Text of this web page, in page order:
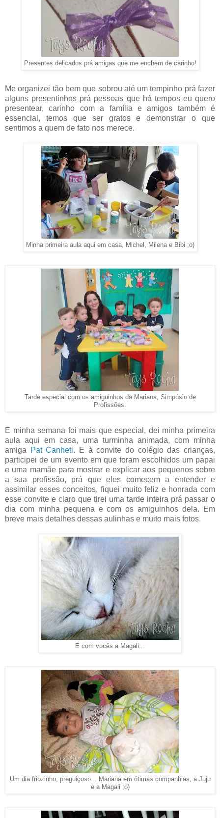
Presentes delicados prá amigas que me enchem de carinho!
Me organizei tão bem que sobrou até um tempinho prá fazer
alguns presentinhos prá pessoas que há tempos eu quero
presentear, carinho com a família e amigos também é
essencial, temos que ser gratos e demonstrar o que
sentimos a quem de fato nos merece.
Minha primeira aula aqui em casa, Michel, Milena e Bibi ;o)
Tarde especial com os amiguinhos da Mariana, Simpósio de
Profissões.
E minha semana foi mais que especial, dei minha primeira
aula aqui em casa, uma turminha animada, com minha
amiga
Pat Canheti. E à convite do colégio das crianças,
participei de um evento em que foram escolhidos um papai
e uma mamãe para mostrar e explicar aos pequenos sobre
a sua profissão, prá que eles comecem a entender e
assimilar esses conceitos, fiquei muito feliz e honrada com
esse convite e claro que tirei uma tarde inteira prá passar o
dia com minha pequena e com os amiguinhos dela. Em
breve mais detalhes dessas aulinhas e muito mais fotos.
E com vocês a Magali...
Um dia friozinho, preguiçoso... Mariana em ótimas companhias, a Juju
e a Magali ;o)